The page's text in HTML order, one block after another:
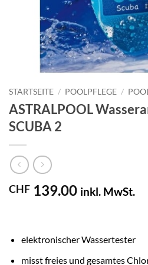
STARTSEITE / POOLPFLEGE /
ASTRALPOOL
SCUBA 2
CHF 139.00 inkl. MwSt.
elektronischer Wassertester
misst freies und gesamtes